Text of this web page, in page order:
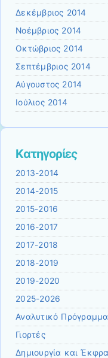
Δεκέμβριος 2014
Νοέμβριος 2014
Οκτώβριος 2014
Σεπτέμβριος 2014
Αύγουστος 2014
Ιούλιος 2014
Kατηγορίες
2013-2014
2014-2015
2015-2016
2016-2017
2017-2018
2018-2019
2019-2020
2025-2026
Αναλυτικό Πρόγραμμα
Γιορτές
Δημιουργία και